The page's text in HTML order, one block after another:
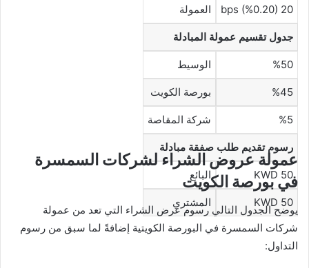
20 bps (%0.20) العمولة
جدول تقسيم عمولة المبادلة
%50 الوسيط
%45 بورصة الكويت
%5 شركة المقاصة
رسوم تقديم طلب صفقة مبادلة
KWD 50 البائع
KWD 50 المشتري
عمولة عروض الشراء لشركات السمسرة
في بورصة الكويت
يوضح الجدول التالي رسوم عرض الشراء التي تعد من عمولة
شركات السمسرة في البورصة الكويتية إضافةً لما سبق من رسوم
التداول: